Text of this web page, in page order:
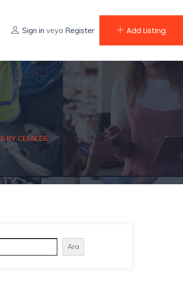
Sign in veya Register Add Listing
BY CELAL’DE
Ara